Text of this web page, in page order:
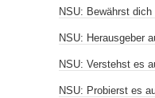
NSU: Bewährst dich
NSU: Herausgeber
NSU: Verstehst es
NSU: Probierst es